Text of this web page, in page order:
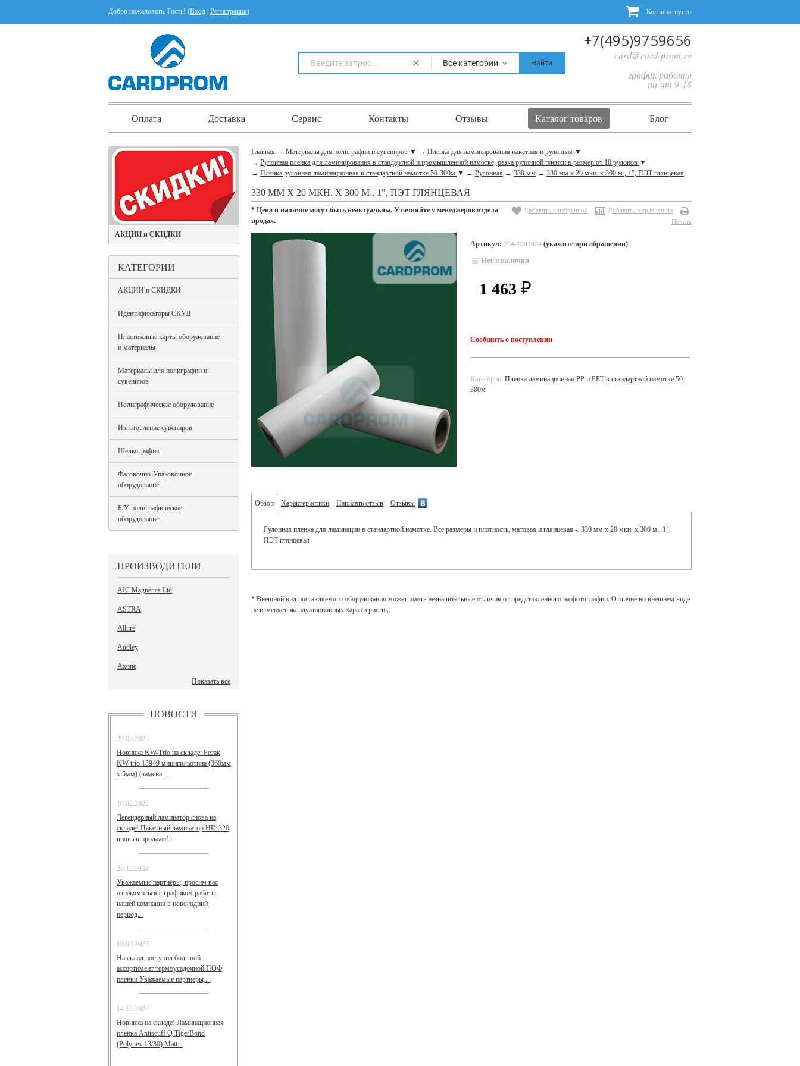
Добро пожаловать, Гость! (Вход Регистрация) Корзина: пусто
Все категории Найти
+7(495)9759656
card@card-prom.ru
график работы
пн-чт 9-18
Оплата Доставка Сервис Контакты Отзывы Каталог товаров Блог
АКЦИИ и СКИДКИ
КАТЕГОРИИ
АКЦИИ и СКИДКИ
Идентификаторы СКУД
Пластиковые карты оборудование
и материалы
Материалы для полиграфии и
сувениров
Полиграфическое оборудование
Изготовление сувениров
Шелкография
Фасовочно-Упаковочное
оборудование
Б/У полиграфическое
оборудование
ПРОИЗВОДИТЕЛИ
AIC Magnetics Ltd
ASTRA
Allure
Audley
Axone
Показать все
НОВОСТИ
29.03.2025
Новинка KW-Trio на складе: Резак
KW-trio 13949 минигильотина (360мм
х 5мм) (замена...
10.02.2025
Легендарный ламинатор снова на
складе! Пакетный ламинатор HD-320
вновь в продаже! ...
28.12.2024
Уважаемые партнеры, просим вас
ознакомиться с графиком работы
нашей компании в новогодний
период...
18.04.2023
На склад поступил большой
ассортимент термоусадочной ПОФ
пленки Уважаемые партнеры,...
14.12.2022
Новинка на складе! Ламинационная
пленка Antiscuff Q TigerBond
(Polynex 13/30) Matt...
Главная → Материалы для полиграфии и сувениров ▼ → Пленка для ламинирования пакетная и рулонная ▼
→ Рулонная пленка для ламинирования в стандартной и промышленной намотке, резка рулонной пленки в размер от 10 рулонов ▼
→ Пленка рулонная ламинационная в стандартной намотке 50-300м ▼ → Рулонная → 330 мм → 330 мм x 20 мкн. x 300 м., 1", ПЭТ глянцевая
330 ММ X 20 МКН. X 300 М., 1", ПЭТ ГЛЯНЦЕВАЯ
* Цена и наличие могут быть неактуальны. Уточняйте у менеджеров отдела
продаж
Добавить в избранное
Добавить к сравнению
Печать
Артикул: 794-1001874 (укажите при обращении)
Нет в наличии
1 463 ₽
Сообщить о поступлении
Категории: Пленка ламинационная PP и PET в стандартной намотке 50-
300м
Обзор Характеристики Написать отзыв Отзывы
Рулонная пленка для ламинации в стандартной намотке. Все размеры и плотность, матовая и глянцевая -. 330 мм x 20 мкн. x 300 м., 1",
ПЭТ глянцевая
* Внешний вид поставляемого оборудования может иметь незначительные отличия от представленного на фотографии. Отличие во внешнем виде
не изменяет эксплуатационных характеристик.